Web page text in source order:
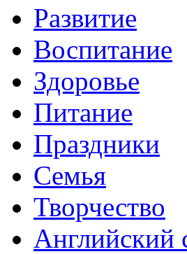
Развитие
Воспитание
Здоровье
Питание
Праздники
Семья
Творчество
Английский